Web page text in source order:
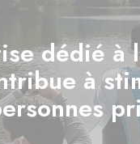
dédié
à